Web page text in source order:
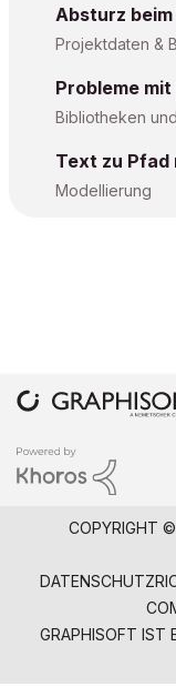
Absturz
Projektdaten &
Probleme mit
Bibliotheken
Text zu
Modellierung
COPYRIGHT
GRAPHISOFT IST